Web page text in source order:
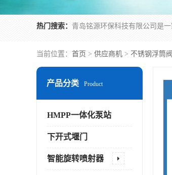
热门搜索：
当前位置： 首页 > 供应商机 > 不锈钢浮筒阀
产品分类 Product
HMPP一体化泵站
下开式堰门
智能旋转喷射器